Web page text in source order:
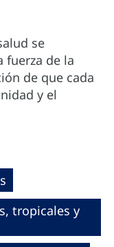
se
fuerza de la
de que cada
y el
tropicales y